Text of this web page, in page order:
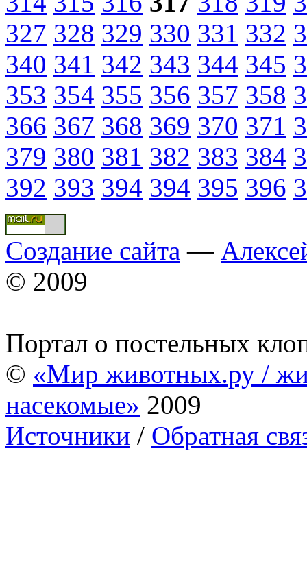
327 328 329 330 331 332
340 341 342 343 344 345
353 354 355 356 357 358
366 367 368 369 370 371
379 380 381 382 383 384
392 393 394 394 395 396
Создание сайта —
© 2009
Портал о постельных
© «Мир животных.ру /
насекомые» 2009
Источники / Обратная